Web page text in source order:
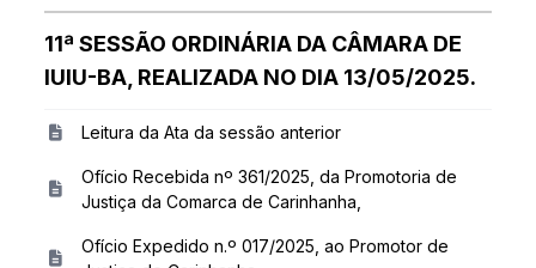
11ª SESSÃO ORDINÁRIA DA CÂMARA DE
IUIU-BA, REALIZADA NO DIA 13/05/2025.
Leitura da Ata da sessão anterior
Ofício Recebida nº 361/2025, da Promotoria de
Justiça da Comarca de Carinhanha,
Ofício Expedido n.º 017/2025, ao Promotor de